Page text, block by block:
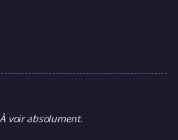
voir absolument.